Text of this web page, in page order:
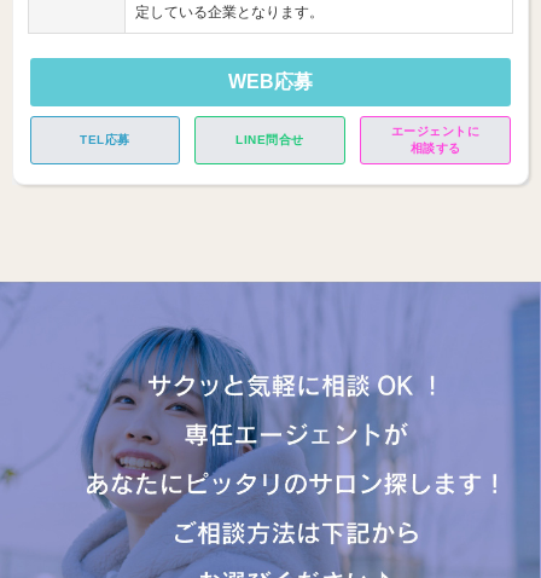
定している企業となります。
WEB応募
TEL応募 LINE問合せ
エージェントに
相談する